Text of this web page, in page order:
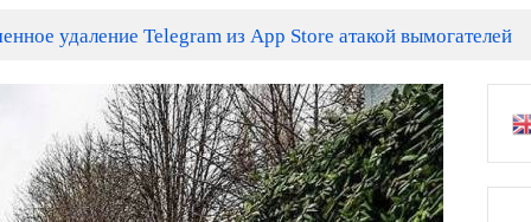
удаление Telegram из App Store атакой вымогателей